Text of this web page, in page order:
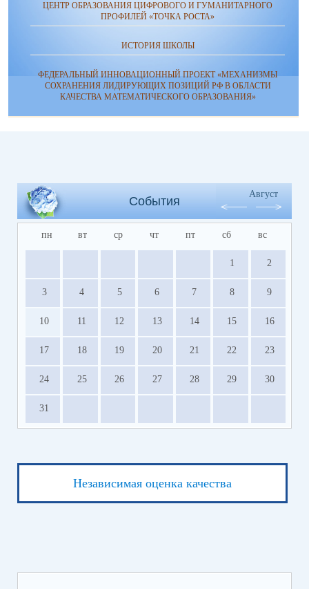
ЦЕНТР ОБРАЗОВАНИЯ ЦИФРОВОГО И ГУМАНИТАРНОГО
ПРОФИЛЕЙ «ТОЧКА РОСТА»
ИСТОРИЯ ШКОЛЫ
ФЕДЕРАЛЬНЫЙ ИННОВАЦИОННЫЙ ПРОЕКТ «МЕХАНИЗМЫ
СОХРАНЕНИЯ ЛИДИРУЮЩИХ ПОЗИЦИЙ РФ В ОБЛАСТИ
КАЧЕСТВА МАТЕМАТИЧЕСКОГО ОБРАЗОВАНИЯ»
События
Август
пн вт ср чт пт сб вс
1 2
3 4 5 6 7 8 9
10 11 12 13 14 15 16
17 18 19 20 21 22 23
24 25 26 27 28 29 30
31
Независимая оценка качества